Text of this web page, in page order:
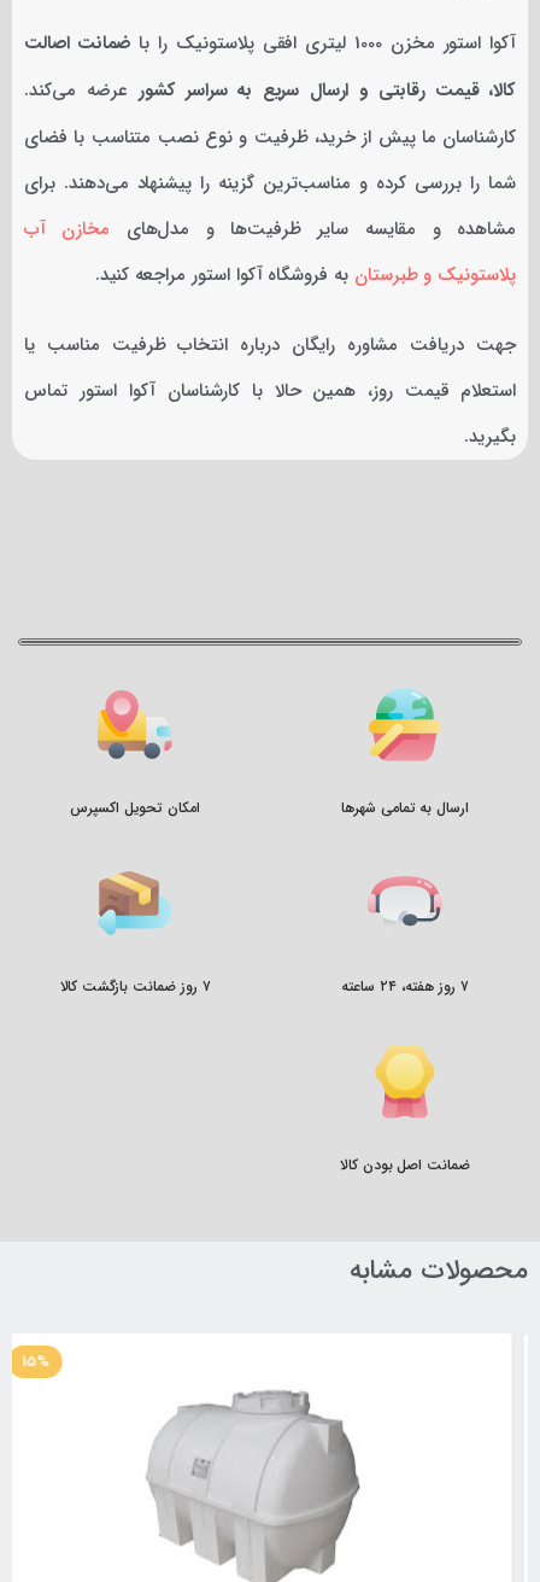
آکوا استور مخزن 1000 لیتری افقی پلاستونیک را با
ضمانت اصالت
کالا، قیمت رقابتی و ارسال سریع به سراسر کشور عرضه می‌کند.
کارشناسان ما پیش از خرید، ظرفیت و نوع نصب متناسب با فضای
شما را بررسی کرده و مناسب‌ترین گزینه را پیشنهاد می‌دهند. برای
مشاهده و مقایسه سایر ظرفیت‌ها و مدل‌های مخازن آب
پلاستونیک و طبرستان به فروشگاه آکوا استور مراجعه کنید.
جهت دریافت مشاوره رایگان درباره انتخاب ظرفیت مناسب یا
استعلام قیمت روز، همین حالا با کارشناسان آکوا استور تماس
بگیرید.
ارسال به تمامی شهرها امکان تحویل اکسپرس
۷ روز هفته، ۲۴ ساعته ۷ روز ضمانت بازگشت کالا
ضمانت اصل بودن کالا
محصولات مشابه
15%